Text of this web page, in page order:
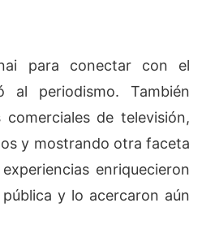
para conectar con el
periodismo. También
de televisión,
y mostrando otra faceta
enriquecieron
y lo acercaron aún